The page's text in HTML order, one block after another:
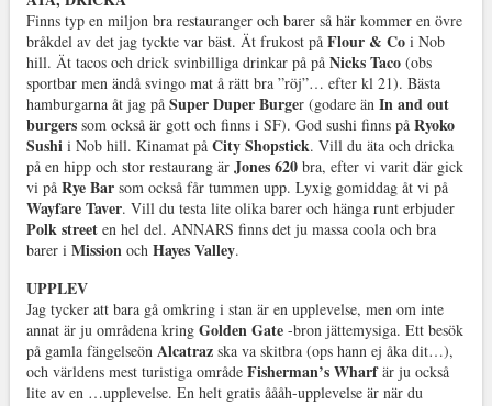
Finns typ en miljon bra restauranger och barer så här kommer en övre
bråkdel av det jag tyckte var bäst. Ät frukost på Flour & Coi Nob
hill. Ät tacos och drick svinbilliga drinkar på på Nicks Taco(obs
sportbar men ändå svingo mat å rätt bra ”röj”… efter kl 21). Bästa
hamburgarna åt jag på Super Duper Burger (godare än In and out
burgerssom också är gott och finns i SF). God sushi finns på Ryoko
Sushii Nob hill. Kinamat på City Shopstick. Vill du äta och dricka
på en hipp och stor restaurang är Jones 620bra, efter vi varit där gick
vi på Rye Bar som också får tummen upp. Lyxig gomiddag åt vi på
Wayfare Taver. Vill du testa lite olika barer och hänga runt erbjuder
Polk streeten hel del. ANNARS finns det ju massa coola och bra
barer i Missionoch Hayes Valley.
UPPLEV
Jag tycker att bara gå omkring i stan är en upplevelse, men om inte
annat är ju områdena kring Golden Gate-bron jättemysiga. Ett besök
på gamla fängelseön Alcatrazska va skitbra (ops hann ej åka dit…),
och världens mest turistiga område Fisherman’s Wharfär ju också
lite av en …upplevelse. En helt gratis åååh-upplevelse är när du